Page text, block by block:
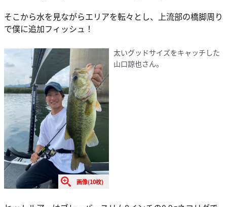
そこから水を見ながらエリアを転々とし、上流部の橋脚周り
で僕に追加フィッシュ！
画像(10枚)
太いグッドサイズをキャッチした
山口諒也さん。